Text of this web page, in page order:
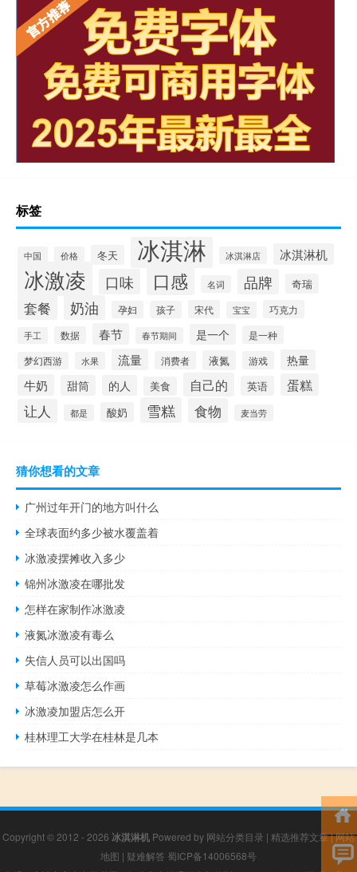
标签
中国 价格 冬天 冰淇淋 冰淇淋店 冰淇淋机
冰激凌 口味 口感 名词 品牌 奇瑞
套餐 奶油 孕妇 孩子 宋代 宝宝 巧克力
手工 数据 春节 春节期间 是一个 是一种
梦幻西游 水果 流量 消费者 液氮 游戏 热量
牛奶 甜筒 的人 美食 自己的 英语 蛋糕
让人 都是 酸奶 雪糕 食物 麦当劳
猜你想看的文章
广州过年开门的地方叫什么
全球表面约多少被水覆盖着
冰激凌摆摊收入多少
锦州冰激凌在哪批发
怎样在家制作冰激凌
液氮冰激凌有毒么
失信人员可以出国吗
草莓冰激凌怎么作画
冰激凌加盟店怎么开
桂林理工大学在桂林是几本
Copyright © 2012 - 2026 冰淇淋机 Powered by 网站分类目录 | 精选推荐文章|网站
地图 | 疑难解答 蜀ICP备14006568号